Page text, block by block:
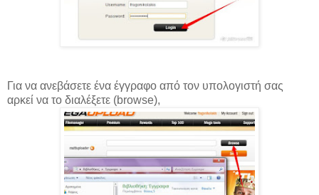
Για να ανεβάσετε ένα έγγραφο από τον υπολογιστή σας
αρκεί να το διαλέξετε (browse),